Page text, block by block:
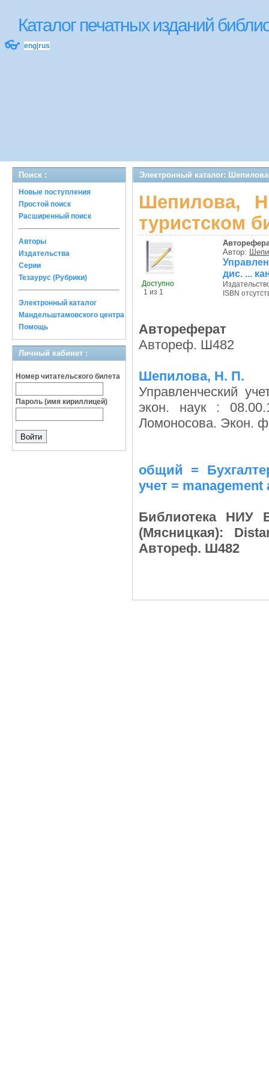
Каталог печатных изданий
👓 eng rus
Поиск :
Новые поступления
Простой поиск
Расширенный поиск
Авторы
Издательства
Серии
Тезаурус (Рубрики)
Электронный каталог
Мандельштамовского центра
Помощь
Личный кабинет :
Номер читательского билета
Пароль (имя кириллицей)
Электронный каталог:
Шепилова,
туристском
Доступно
1 из 1
Автор:
дис. ...
ISBN
Автореферат
Автореф. Ш482
Шепилова, Н. П.
Управленческий
экон. наук :
Ломоносова. Экон.
общий =
учет =
Библиотека НИУ
(Мясницкая):
Автореф. Ш482